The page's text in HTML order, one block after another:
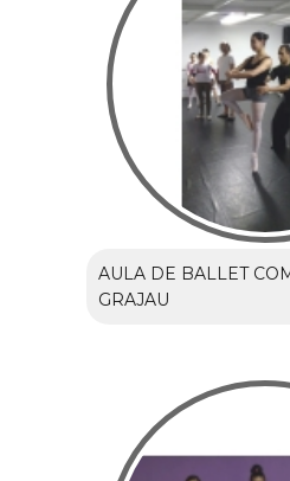
AULA DE BALLET
GRAJAU